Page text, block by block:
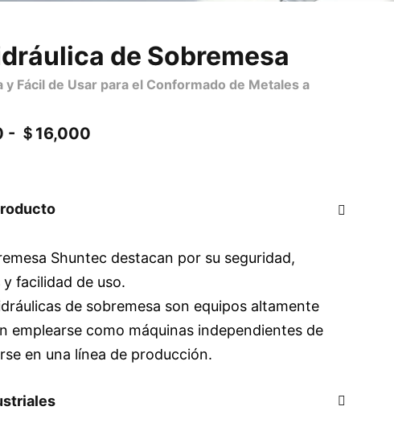
de Sobremesa
y Fácil de Usar para el Conformado de Metales a
- ＄16,000
Shuntec destacan por su seguridad,
facilidad de uso.
de sobremesa son equipos altamente
emplearse como máquinas independientes de
en una línea de producción.